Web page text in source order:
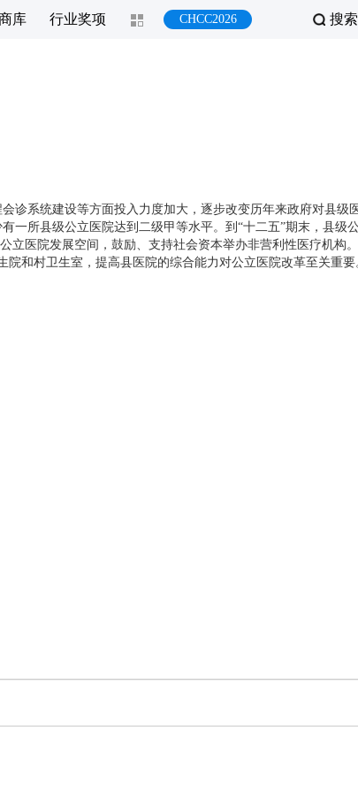
搜索
库 行业奖项 CHCC2026
系统建设等方面投入力度加大，逐步改变历年来政府对县级
所县级公立医院达到二级甲等水平。到“十二五”期末，县级
医院发展空间，鼓励、支持社会资本举办非营利性医疗机构。
和村卫生室，提高县医院的综合能力对公立医院改革至关重要